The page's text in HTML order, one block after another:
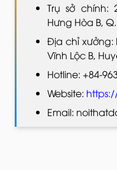
Trụ sở chính:
Hưng Hòa B,
Địa chỉ xưởng:
Vĩnh Lộc B,
Hotline: +84-
Website:
Email: